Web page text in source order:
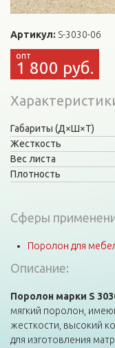
Артикул: S-3030-06
1 800 руб.
Габариты (Д×Ш×Т)
Жесткость
Вес листа
Плотность
Сферы
Поролон для
Описание:
Поролон марки S
мягкий поролон,
жесткости, высокий
для изготовления